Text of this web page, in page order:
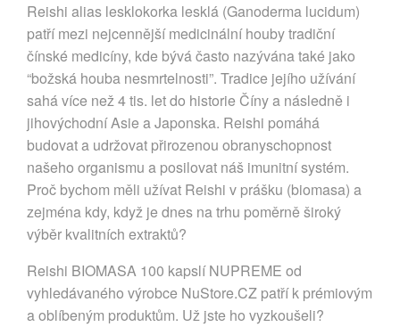
Reishi alias lesklokorka lesklá (Ganoderma lucidum)
patří mezi nejcennější medicinální houby tradiční
čínské medicíny, kde bývá často nazývána také jako
“božská houba nesmrtelnosti”. Tradice jejího užívání
sahá více než 4 tis. let do historie Číny a následně i
jihovýchodní Asie a Japonska. Reishi pomáhá
budovat a udržovat přirozenou obranyschopnost
našeho organismu a posilovat náš imunitní systém.
Proč bychom měli užívat Reishi v prášku (biomasa) a
zejména kdy, když je dnes na trhu poměrně široký
výběr kvalitních extraktů?
Reishi BIOMASA 100 kapslí NUPREME od
vyhledávaného výrobce NuStore.CZ patří k prémiovým
a oblíbeným produktům. Už jste ho vyzkoušeli?